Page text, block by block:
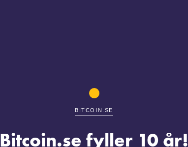
BITCOIN.SE
Bitcoin.se fyller 10 år!